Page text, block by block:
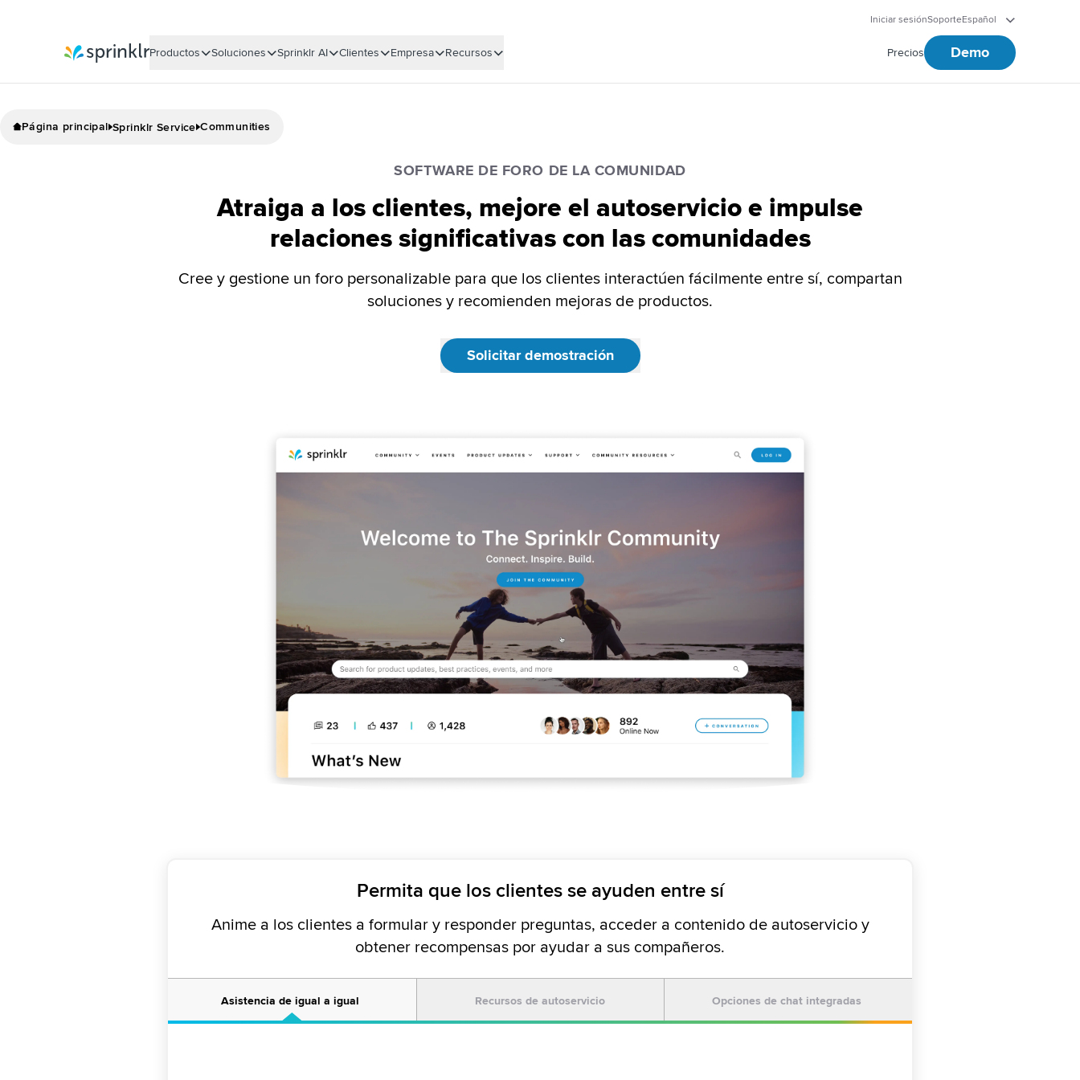
Iniciar sesiónSoporteEspañol
Productos Soluciones Sprinklr AI Clientes Empresa Recursos Precios Demo
Página principal Sprinklr Service Communities
SOFTWARE DE FORO DE LA COMUNIDAD
Atraiga a los clientes, mejore el autoservicio e impulse
relaciones significativas con las comunidades
Cree y gestione un foro personalizable para que los clientes interactúen fácilmente entre sí, compartan
soluciones y recomienden mejoras de productos.
Solicitar demostración
Permita que los clientes se ayuden entre sí
Anime a los clientes a formular y responder preguntas, acceder a contenido de autoservicio y
obtener recompensas por ayudar a sus compañeros.
Asistencia de igual a igual Recursos de autoservicio Opciones de chat integradas